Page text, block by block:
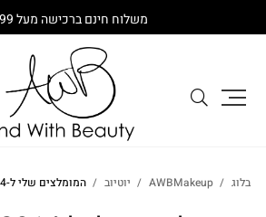
משלוח חינם ברכישה מעל 299 ₪
בלוג AWBMakeup יוטיוב המומלצים שלי ל-2014!